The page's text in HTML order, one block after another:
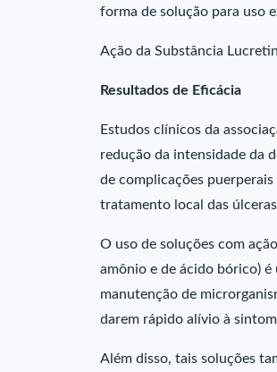
forma de solução para uso
Ação da Substância Lucretin
Resultados de Eficácia
Estudos clínicos da
redução da intensidade da
de complicações
tratamento local das
O uso de soluções com
amônio e de ácido bórico)
manutenção de
darem rápido alívio à
Além disso, tais soluções